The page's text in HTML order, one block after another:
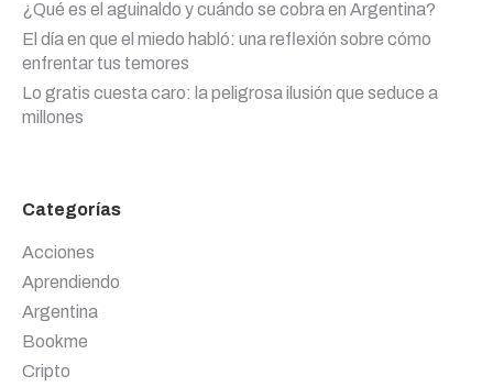
¿Qué es el aguinaldo y cuándo se cobra en Argentina?
El día en que el miedo habló: una reflexión sobre cómo
enfrentar tus temores
Lo gratis cuesta caro: la peligrosa ilusión que seduce a
millones
Categorías
Acciones
Aprendiendo
Argentina
Bookme
Cripto